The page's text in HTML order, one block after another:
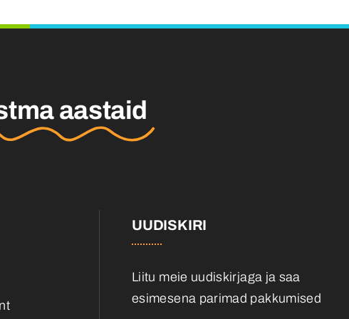
aastaid
UUDISKIRI
Liitu meie uudiskirjaga ja saa
esimesena parimad pakkumised